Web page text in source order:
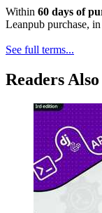
Within 60 days of
Leanpub purchase, in
See full terms...
Readers